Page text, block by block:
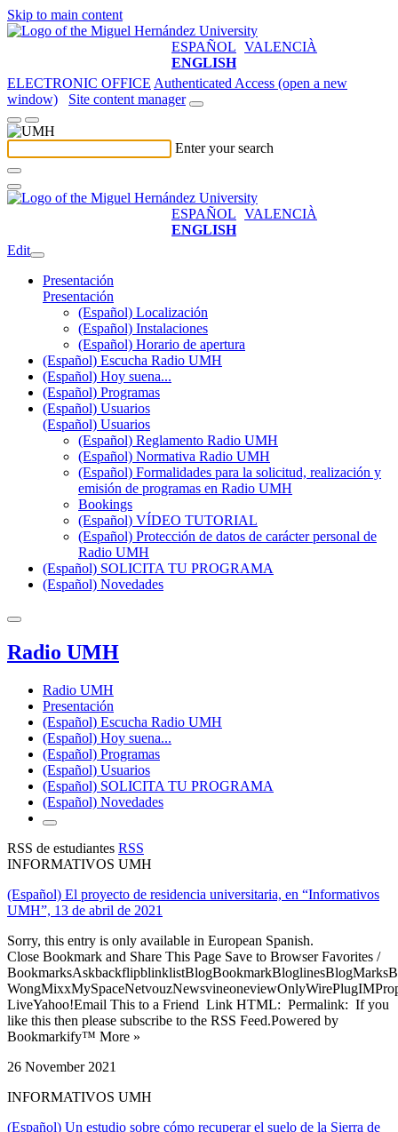
Skip to main content
ESPAÑOL VALENCIÀ
ENGLISH
ELECTRONIC OFFICE Authenticated Access (open a new
window)
Site content manager
Enter your search
ESPAÑOL VALENCIÀ
ENGLISH
Edit
Presentación
Presentación
(Español) Localización
(Español) Instalaciones
(Español) Horario de apertura
(Español) Escucha Radio UMH
(Español) Hoy suena...
(Español) Programas
(Español) Usuarios
(Español) Usuarios
(Español) Reglamento Radio UMH
(Español) Normativa Radio UMH
(Español) Formalidades para la solicitud, realización y
emisión de programas en Radio UMH
Bookings
(Español) VÍDEO TUTORIAL
(Español) Protección de datos de carácter personal de
Radio UMH
(Español) SOLICITA TU PROGRAMA
(Español) Novedades
Radio UMH
Radio UMH
Presentación
(Español) Escucha Radio UMH
(Español) Hoy suena...
(Español) Programas
(Español) Usuarios
(Español) SOLICITA TU PROGRAMA
(Español) Novedades
RSS de estudiantes RSS
INFORMATIVOS UMH
(Español) El proyecto de residencia universitaria, en “Informativos
UMH”, 13 de abril de 2021
Sorry, this entry is only available in European Spanish.
Close Bookmark and Share This Page Save to Browser Favorites /
LiveYahoo!Email This to a Friend Link HTML: Permalink: If you
like this then please subscribe to the RSS Feed.Powered by
Bookmarkify™ More »
26 November 2021
INFORMATIVOS UMH
(Español) Un estudio sobre cómo recuperar el suelo de la Sierra de